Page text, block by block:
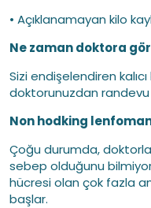
• Açıklanamayan kilo
Ne zaman doktora
Sizi endişelendiren
doktorunuzdan randevu
Non hodking
Çoğu durumda,
sebep olduğunu
hücresi olan çok fazla
başlar.